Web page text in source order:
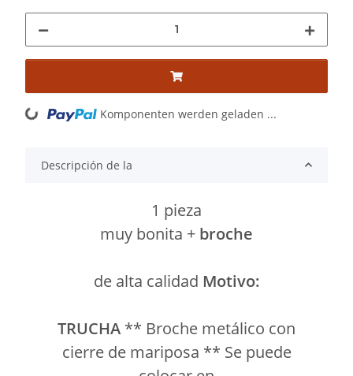
Loading... Komponenten werden geladen ...
Descripción de la
1 pieza
muy bonita + broche
de alta calidad Motivo:
TRUCHA ** Broche metálico con
cierre de mariposa ** Se puede